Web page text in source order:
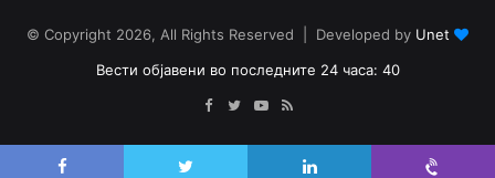
© Copyright 2026, All Rights Reserved | Developed by Unet
Вести објавени во последните 24 часа: 40
Facebook
TwitterYouTube
RSS